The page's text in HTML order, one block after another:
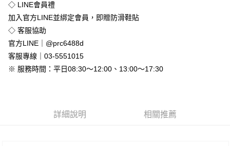
全家付款取貨
免運費
付款後全家取貨
免運費
7-11付款取貨
◇ LINE會員禮
加入官方LINE並綁定會員，即贈防滑鞋貼
◇ 客服協助
官方LINE｜@prc6488d
客服專線｜03-5551015
※ 服務時間：平日08:30～12:00、13:00～17:30
詳細說明 相關推薦